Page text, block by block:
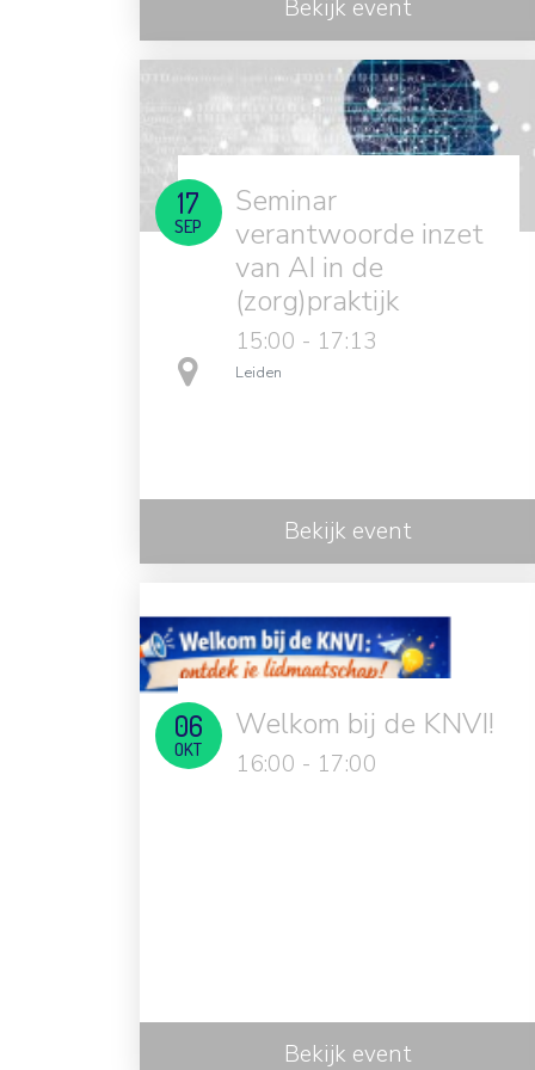
Bekijk event
17
SEP
Seminar
verantwoorde inzet
van AI in de
(zorg)praktijk
15:00 - 17:13
in
Leiden
Bekijk event
06
OKT
Welkom bij de KNVI!
16:00 - 17:00
Bekijk event